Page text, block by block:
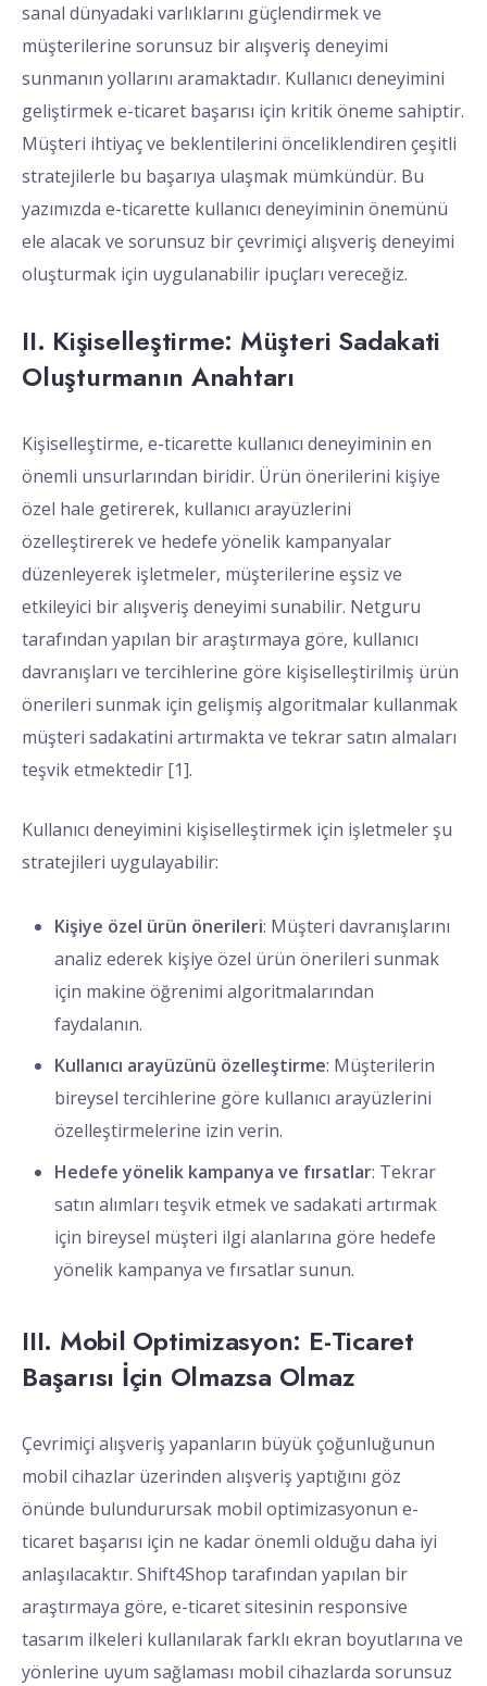
sanal dünyadaki varlıklarını güçlendirmek ve
müşterilerine sorunsuz bir alışveriş deneyimi
sunmanın yollarını aramaktadır. Kullanıcı deneyimini
geliştirmek e-ticaret başarısı için kritik öneme sahiptir.
Müşteri ihtiyaç ve beklentilerini önceliklendiren çeşitli
stratejilerle bu başarıya ulaşmak mümkündür. Bu
yazımızda e-ticarette kullanıcı deneyiminin önemünü
ele alacak ve sorunsuz bir çevrimiçi alışveriş deneyimi
oluşturmak için uygulanabilir ipuçları vereceğiz.
II. Kişiselleştirme: Müşteri Sadakati
Oluşturmanın Anahtarı
Kişiselleştirme, e-ticarette kullanıcı deneyiminin en
önemli unsurlarından biridir. Ürün önerilerini kişiye
özel hale getirerek, kullanıcı arayüzlerini
özelleştirerek ve hedefe yönelik kampanyalar
düzenleyerek işletmeler, müşterilerine eşsiz ve
etkileyici bir alışveriş deneyimi sunabilir. Netguru
tarafından yapılan bir araştırmaya göre, kullanıcı
davranışları ve tercihlerine göre kişiselleştirilmiş ürün
önerileri sunmak için gelişmiş algoritmalar kullanmak
müşteri sadakatini artırmakta ve tekrar satın almaları
teşvik etmektedir [1].
Kullanıcı deneyimini kişiselleştirmek için işletmeler şu
stratejileri uygulayabilir:
Kişiye özel ürün önerileri: Müşteri davranışlarını
analiz ederek kişiye özel ürün önerileri sunmak
için makine öğrenimi algoritmalarından
faydalanın.
Kullanıcı arayüzünü özelleştirme: Müşterilerin
bireysel tercihlerine göre kullanıcı arayüzlerini
özelleştirmelerine izin verin.
Hedefe yönelik kampanya ve fırsatlar: Tekrar
satın alımları teşvik etmek ve sadakati artırmak
için bireysel müşteri ilgi alanlarına göre hedefe
yönelik kampanya ve fırsatlar sunun.
III. Mobil Optimizasyon: E-Ticaret
Başarısı İçin Olmazsa Olmaz
Çevrimiçi alışveriş yapanların büyük çoğunluğunun
mobil cihazlar üzerinden alışveriş yaptığını göz
önünde bulundurursak mobil optimizasyonun e-
ticaret başarısı için ne kadar önemli olduğu daha iyi
anlaşılacaktır. Shift4Shop tarafından yapılan bir
araştırmaya göre, e-ticaret sitesinin responsive
tasarım ilkeleri kullanılarak farklı ekran boyutlarına ve
yönlerine uyum sağlaması mobil cihazlarda sorunsuz